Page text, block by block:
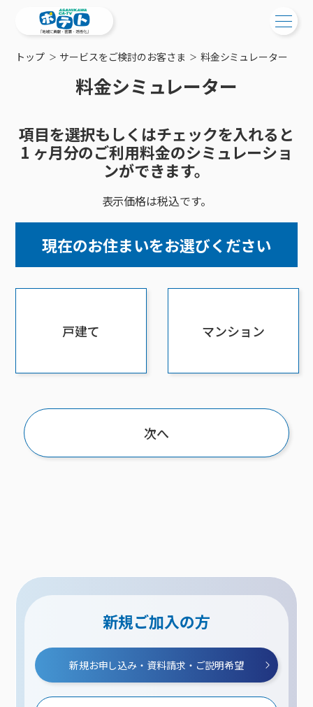
サービス提供エリア
工事・配線について
新居をご検討中の方へ
ポテトを導入している集合住宅
おトクな割引サービス
ご加入中の方
ご加入中のサービス確認・変更
サポートサービストップ
リモートコール
回線速度測定
訪問サポート＆サポートパックサービス料⾦表
新着情報
メンテナンス・障害情報
イベントカレンダー
サービス案内
ケーブルテレビトップ
チャンネル紹介
機器⼀覧
インターネット
インターネットトップ
ポテトホーム防犯カメラ
インターネットギガシェアプラン
固定電話
オプションサービス
auまとめトーク
料⾦プラン
オプションサービス
でんきトップ
ポテトでんき
ケーブルプラスでんき
暮らしを快適にするサービス
ポテトライフメール
⽣活あんしんサービス
会社案内
メンテナンス
マイページ
お申し込み
トップ サービスをご検討のお客さま 料金シミュレーター
料金シミュレーター
項目を選択もしくはチェックを入れると
1 ヶ月分のご利用料金のシミュレーショ
ンができます。
表示価格は税込です。
現在のお住まいをお選びください
戸建て マンション
次へ
新規ご加入の方
新規お申し込み・資料請求・ご説明希望